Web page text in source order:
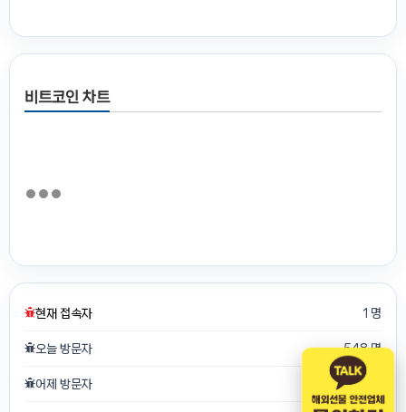
비트코인 차트
현재 접속자 1 명
오늘 방문자 548 명
어제 방문자 750 명